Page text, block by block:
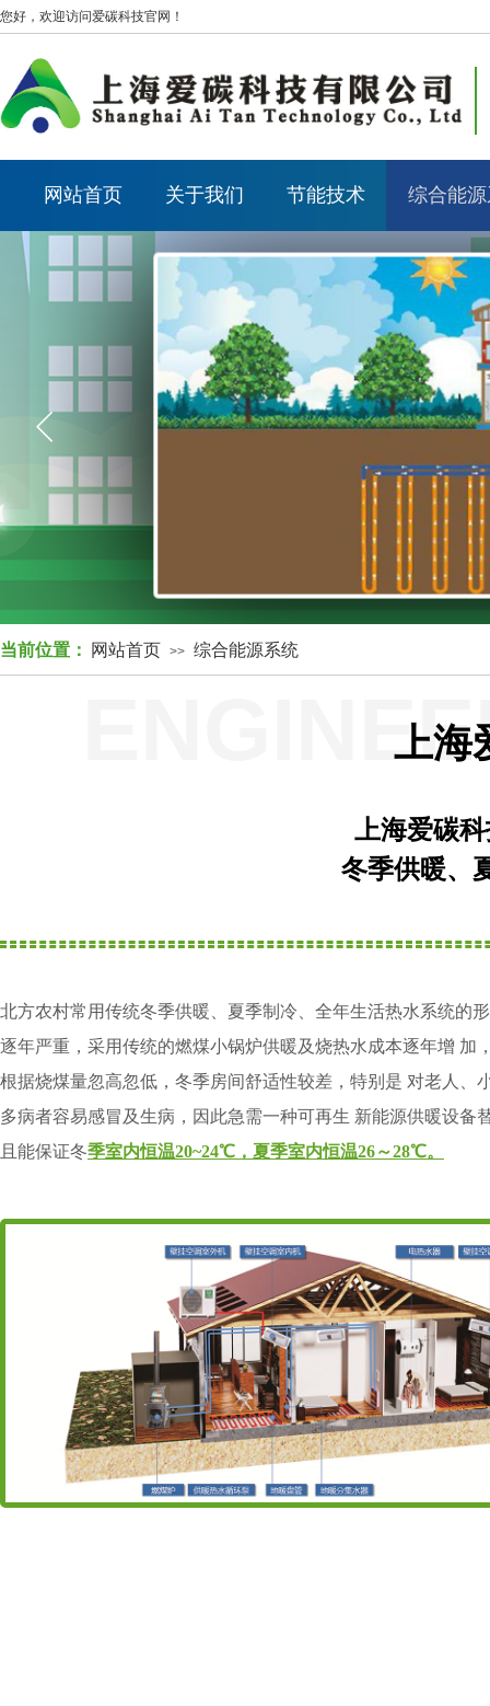
您好，欢迎访问爱碳科技官网！
网站首页 关于我们 节能技术 综合能
当前位置： 网站首页 >> 综合能源系统
上海
上海爱碳
冬季供暖、
北方农村常用传统冬季供暖、夏季制冷、全年生活热水系统的
逐年严重，采用传统的燃煤小锅炉供暖及烧热水成本逐年增 加
根据烧煤量忽高忽低，冬季房间舒适性较差，特别是 对老人、
多病者容易感冒及生病，因此急需一种可再生 新能源供暖设备
且能保证冬季室内恒温20~24℃，夏季室内恒温26～28℃。